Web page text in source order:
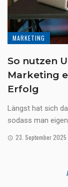
MARKETING
So nutzen
Marketing
Erfolg
Längst hat sich
sodass man
23. September 2025